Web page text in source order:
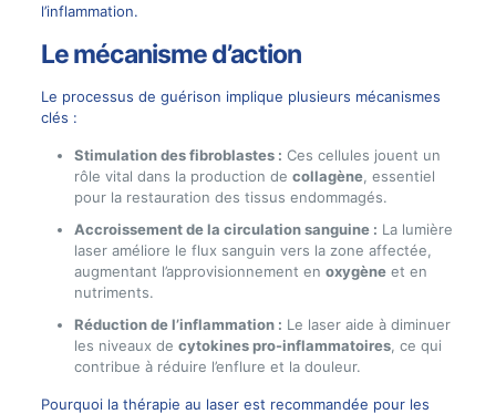
l’inflammation.
Le mécanisme d’action
Le processus de guérison implique plusieurs mécanismes
clés :
Stimulation des fibroblastes : Ces cellules jouent un
rôle vital dans la production de collagène, essentiel
pour la restauration des tissus endommagés.
Accroissement de la circulation sanguine : La lumière
laser améliore le flux sanguin vers la zone affectée,
augmentant l’approvisionnement en oxygèneet en
nutriments.
Réduction de l’inflammation : Le laser aide à diminuer
les niveaux de cytokines pro-inflammatoires, ce qui
contribue à réduire l’enflure et la douleur.
Pourquoi la thérapie au laser est recommandée pour les